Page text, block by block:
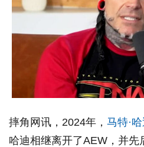
摔角网讯，2024年，马特·哈
哈迪相继离开了AEW，并先